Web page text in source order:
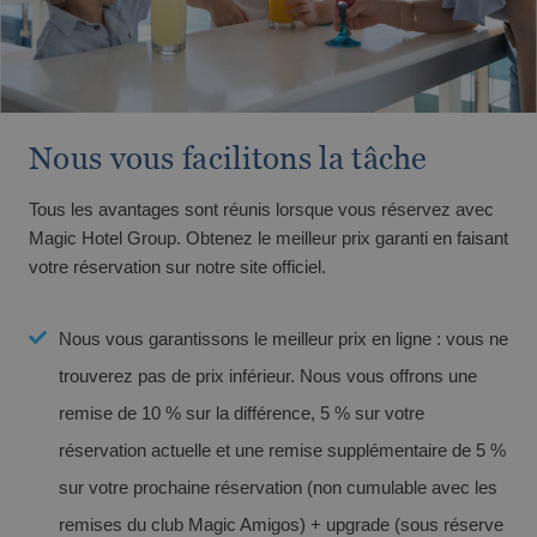
OROPESA DEL MAR
Profitez á Oropesa del Mar, Castellón
Nous vous facilitons la tâche
Tous les avantages sont réunis lorsque vous réservez avec
Magic Hotel Group. Obtenez le meilleur prix garanti en faisant
votre réservation sur notre site officiel.
Nous vous garantissons le meilleur prix en ligne : vous ne
trouverez pas de prix inférieur. Nous vous offrons une
remise de 10 % sur la différence, 5 % sur votre
réservation actuelle et une remise supplémentaire de 5 %
sur votre prochaine réservation (non cumulable avec les
remises du club Magic Amigos) + upgrade (sous réserve